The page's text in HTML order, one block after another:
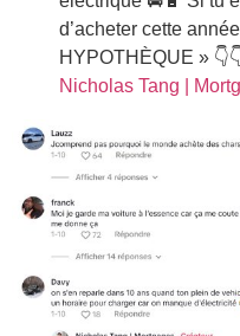
d’acheter cette
HYPOTHÈQUE »
Nicholas Tang |